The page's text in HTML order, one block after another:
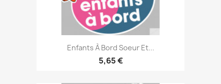
Enfants À Bord Soeur Et...
5,65 €